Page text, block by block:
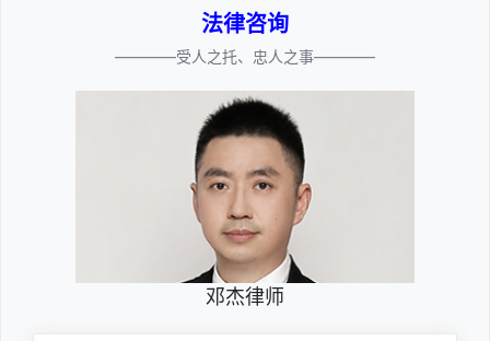
法律咨询
————受人之托、忠人之事————
邓杰律师